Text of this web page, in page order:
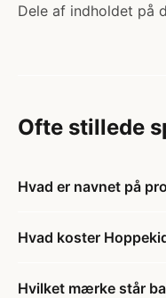
Dele af indholdet på
Ofte stillede
Hvad er navnet på
Hvad koster
Hvilket mærke står